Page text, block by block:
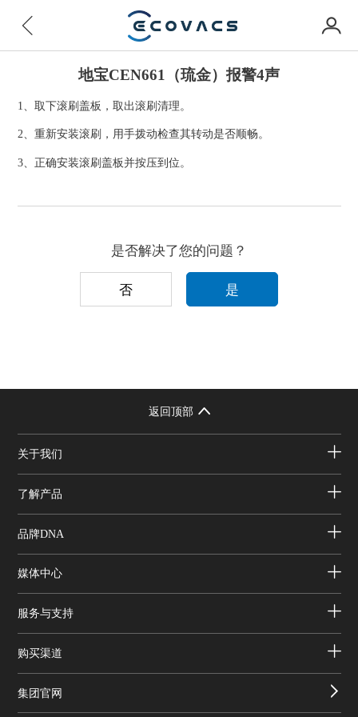
地宝CEN661（琉金）报警4声
1、取下滚刷盖板，取出滚刷清理。
2、重新安装滚刷，用手拨动检查其转动是否顺畅。
3、正确安装滚刷盖板并按压到位。
是否解决了您的问题？
否 是
返回顶部
关于我们
了解产品
品牌DNA
媒体中心
服务与支持
购买渠道
集团官网